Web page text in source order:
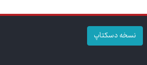
نسخه دسکتاپ